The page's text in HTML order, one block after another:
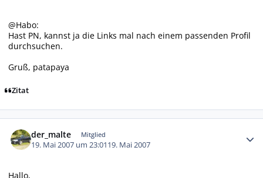
@Habo:
Hast PN, kannst ja die Links mal nach einem passenden Profil
durchsuchen.
Gruß, patapaya
Zitat
der_malte Mitglied
19. Mai 2007 um 23:0119. Mai 2007
Hallo,